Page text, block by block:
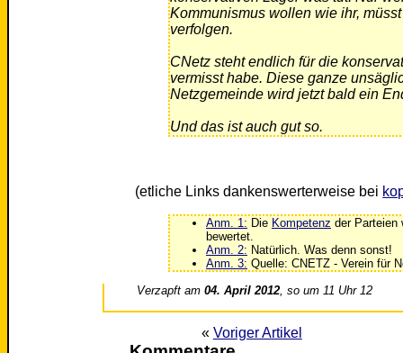
Kommunismus wollen wie ihr,
verfolgen.
CNetz steht endlich für die
vermisst habe. Diese ganze
Netzgemeinde wird jetzt bald ein
Und das ist auch gut so.
(etliche Links dankenswerterweise bei
Anm. 1: Die Kompetenz der Parteien
bewertet.
Anm. 2: Natürlich. Was denn sonst!
Anm. 3: Quelle: CNETZ - Verein für
Verzapft am04. April 2012, so um 11 Uhr 12
« Voriger Artikel